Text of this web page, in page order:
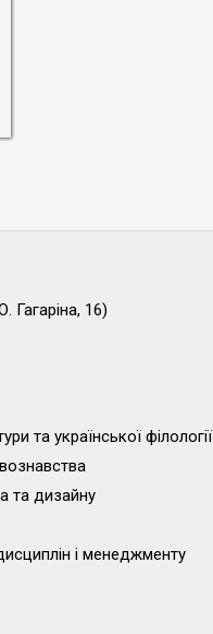
Гагаріна, 16)
та української філології
та дизайну
і менеджменту